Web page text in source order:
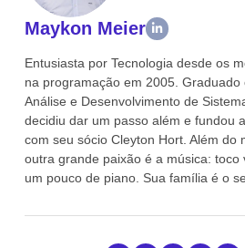
Maykon Meier
Entusiasta por Tecnologia desde os
na programação em 2005. Graduado
Análise e Desenvolvimento de
decidiu dar um passo além e fundou
com seu sócio Cleyton Hort. Além do
outra grande paixão é a música: toco
um pouco de piano. Sua família é o